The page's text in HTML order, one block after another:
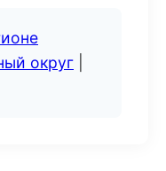
округ